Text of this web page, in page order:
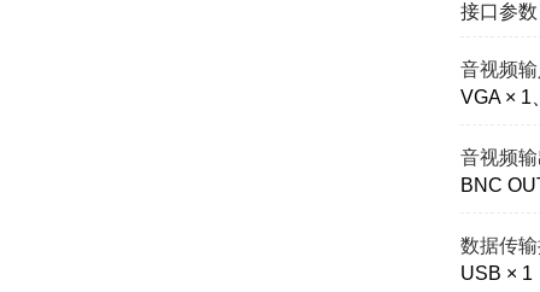
接口参数
音视频
VGA × 1
音视频
BNC
数据传
USB × 1